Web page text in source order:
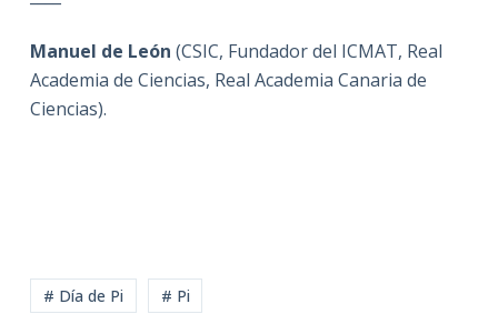
Manuel de León (CSIC, Fundador del ICMAT, Real
Academia de Ciencias, Real Academia Canaria de
Ciencias).
# Día de Pi # Pi